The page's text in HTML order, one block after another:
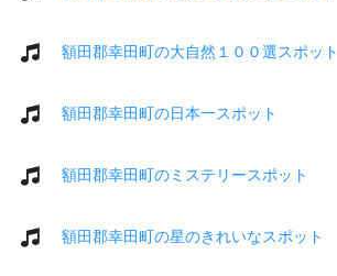
額田郡幸田町の大自然１００選スポット
額田郡幸田町の日本一スポット
額田郡幸田町のミステリースポット
額田郡幸田町の星のきれいなスポット